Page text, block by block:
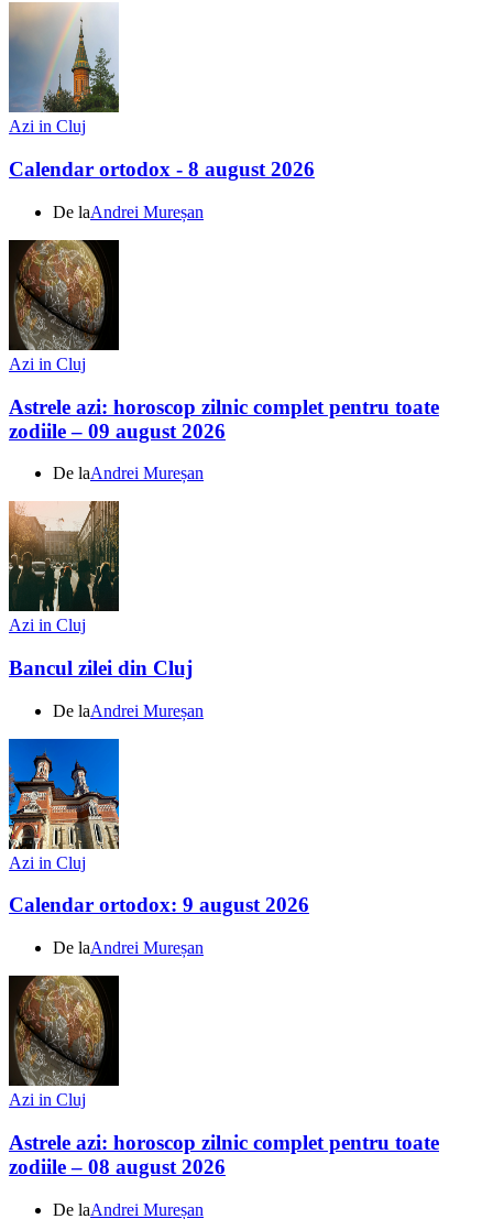
Azi in Cluj
Calendar ortodox - 8 august 2026
De laAndrei Mureșan
Azi in Cluj
Astrele azi: horoscop zilnic complet pentru toate
zodiile – 09 august 2026
De laAndrei Mureșan
Azi in Cluj
Bancul zilei din Cluj
De laAndrei Mureșan
Azi in Cluj
Calendar ortodox: 9 august 2026
De laAndrei Mureșan
Azi in Cluj
Astrele azi: horoscop zilnic complet pentru toate
zodiile – 08 august 2026
De laAndrei Mureșan